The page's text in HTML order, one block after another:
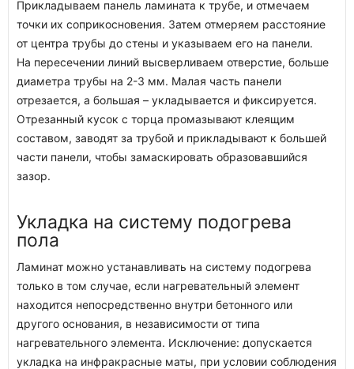
Прикладываем панель ламината к трубе, и отмечаем
точки их соприкосновения. Затем отмеряем расстояние
от центра трубы до стены и указываем его на панели.
На пересечении линий высверливаем отверстие, больше
диаметра трубы на 2-3 мм. Малая часть панели
отрезается, а большая – укладывается и фиксируется.
Отрезанный кусок с торца промазывают клеящим
составом, заводят за трубой и прикладывают к большей
части панели, чтобы замаскировать образовавшийся
зазор.
Укладка на систему подогрева
пола
Ламинат можно устанавливать на систему подогрева
только в том случае, если нагревательный элемент
находится непосредственно внутри бетонного или
другого основания, в независимости от типа
нагревательного элемента. Исключение: допускается
укладка на инфракрасные маты, при условии соблюдения